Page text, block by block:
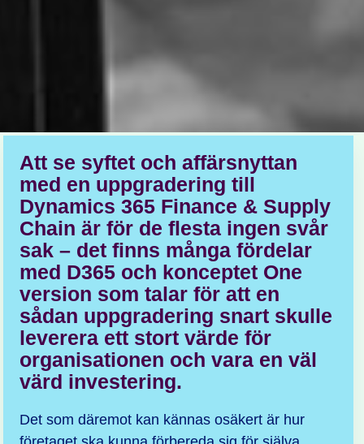
Att se syftet och affärsnyttan
med en uppgradering till
Dynamics 365 Finance & Supply
Chain är för de flesta ingen svår
sak – det finns många fördelar
med D365 och konceptet One
version som talar för att en
sådan uppgradering snart skulle
leverera ett stort värde för
organisationen och vara en väl
värd investering.
Det som däremot kan kännas osäkert är hur